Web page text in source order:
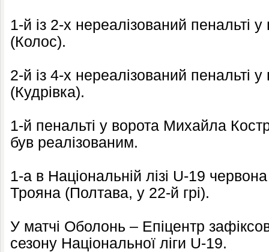
1-й із 2-х нереалізований пенальті
(Колос).
2-й із 4-х нереалізований пенальті
(Кудрівка).
1-й пенальті у ворота Михайла
був реалізованим.
1-а в Національній лізі U-19
Трояна (Полтава, у 22-й грі).
У матчі Оболонь – Епіцентр
сезону Національної ліги U-19.